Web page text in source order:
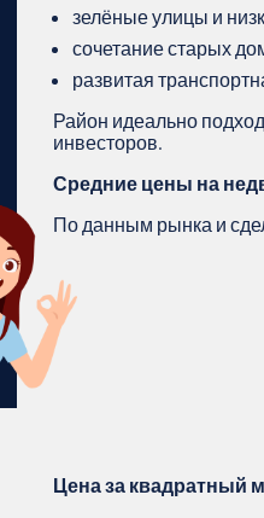
зелёные улицы и
сочетание старых
развитая
Район идеально
инвесторов.
Средние цены на
По данным рынка и
Цена за квадратный